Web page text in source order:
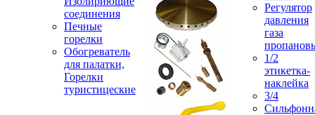
соединения
Печные
горелки
Обогреватель
для палатки,
Горелки
туристицеские
Регулятор
давления
газа
1/2
этикетка-
наклейка
3/4